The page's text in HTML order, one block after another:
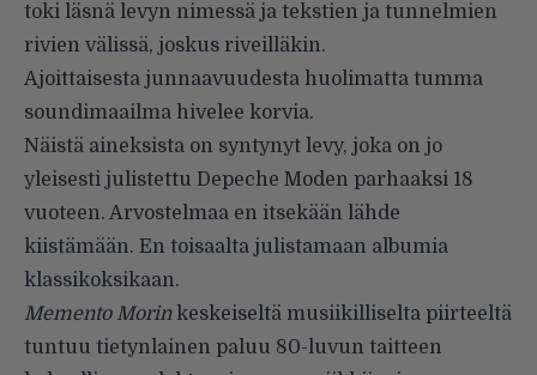
toki läsnä levyn nimessä ja tekstien ja tunnelmien
rivien välissä, joskus riveilläkin.
Ajoittaisesta junnaavuudesta huolimatta tumma
soundimaailma hivelee korvia.
Näistä aineksista on syntynyt levy, joka on jo
yleisesti julistettu Depeche Moden parhaaksi 18
vuoteen. Arvostelmaa en itsekään lähde
kiistämään. En toisaalta julistamaan albumia
klassikoksikaan.
Memento Morinkeskeiseltä musiikilliselta piirteeltä
tuntuu tietynlainen paluu 80-luvun taitteen